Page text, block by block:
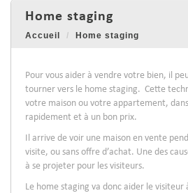
home staging
Accueil Home staging
Pour vous aider à vendre votre bien, il
tourner vers le home staging. Cette
votre maison ou votre appartement,
rapidement et à un bon prix.
Il arrive de voir une maison en vente
visite, ou sans offre d’achat. Une des
à se projeter pour les visiteurs.
Le home staging va donc aider le visiteur